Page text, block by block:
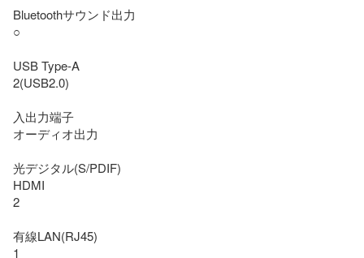
Bluetoothサウンド出力
○
USB Type-A
2(USB2.0)
入出力端子
オーディオ出力
光デジタル(S/PDIF)
HDMI
2
有線LAN(RJ45)
1